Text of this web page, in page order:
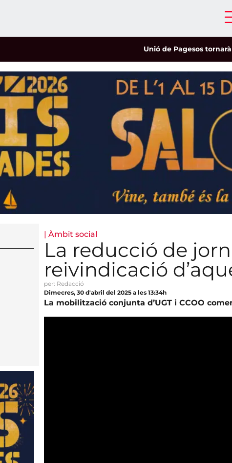
Unió de Pagesos tornarà a
| Àmbit social
La reducció de
reivindicació
per: Redacció
Dimecres, 30 d'abril del 2025 a les 13:34h
La mobilització conjunta d’UGT i CCOO